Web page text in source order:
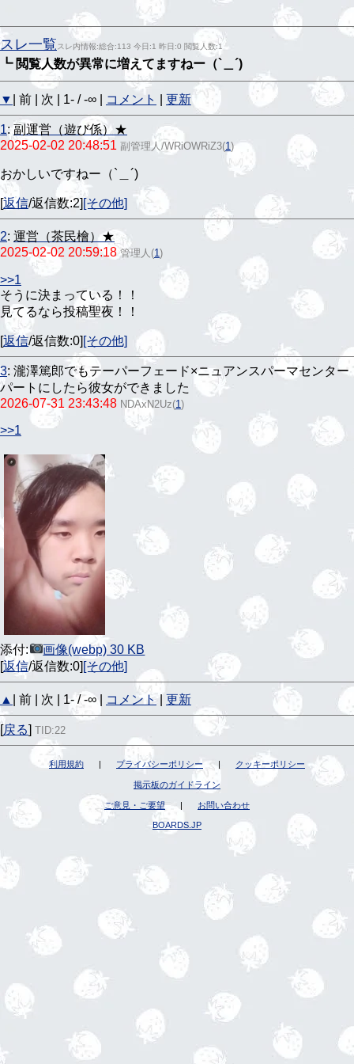
スレ一覧 スレ内情報:総合:113 今日:1 昨日:0 閲覧人数:1
┗ 閲覧人数が異常に増えてますねー（`＿´)
▼ | 前 | 次 | 1- / -∞ | コメント 更新
1:副運営（遊び係）★
2025-02-02 20:48:51 副管理人/WRiOWRiZ3(1)
おかしいですねー（`＿´)
[返信/返信数:2] [その他]
2: 運営（茶民檜）★
2025-02-02 20:59:18 管理人 (1)
>>1
そうに決まっている！！
見てるなら投稿聖夜！！
[返信/返信数:0] [その他]
3: 瀧澤篤郎でもテーパーフェード×ニュアンスパーマセンター
パートにしたら彼女ができました
2026-07-31 23:43:48 NDAxN2Uz(1)
>>1
添付:
画像(webp) 30 KB
[返信/返信数:0] [その他]
▲ | 前 | 次 | 1- / -∞ | コメント| 更新
[戻る] TID:22
利用規約 | プライバシーポリシー | クッキーポリシー
掲示板のガイドライン
ご意見・ご要望 | お問い合わせ
BOARDS.JP